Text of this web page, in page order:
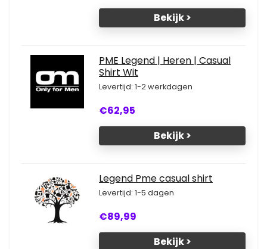
Bekijk >
PME Legend | Heren | Casual
Shirt Wit
Levertijd: 1-2 werkdagen
€62,95
Bekijk >
Legend Pme casual shirt
Levertijd: 1-5 dagen
€89,99
Bekijk >